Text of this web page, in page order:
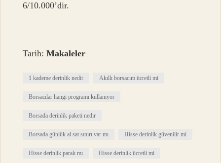
6/10.000’dir.
Tarih:Makaleler
1 kademe derinlik nedir Akıllı borsacım ücretli mi
Borsacılar hangi programı kullanıyor
Borsada derinlik paketi nedir
Borsada günlük al sat sınırı var mı Hisse derinlik güvenilir mi
Hisse derinlik paralı mı Hisse derinlik ücretli mi